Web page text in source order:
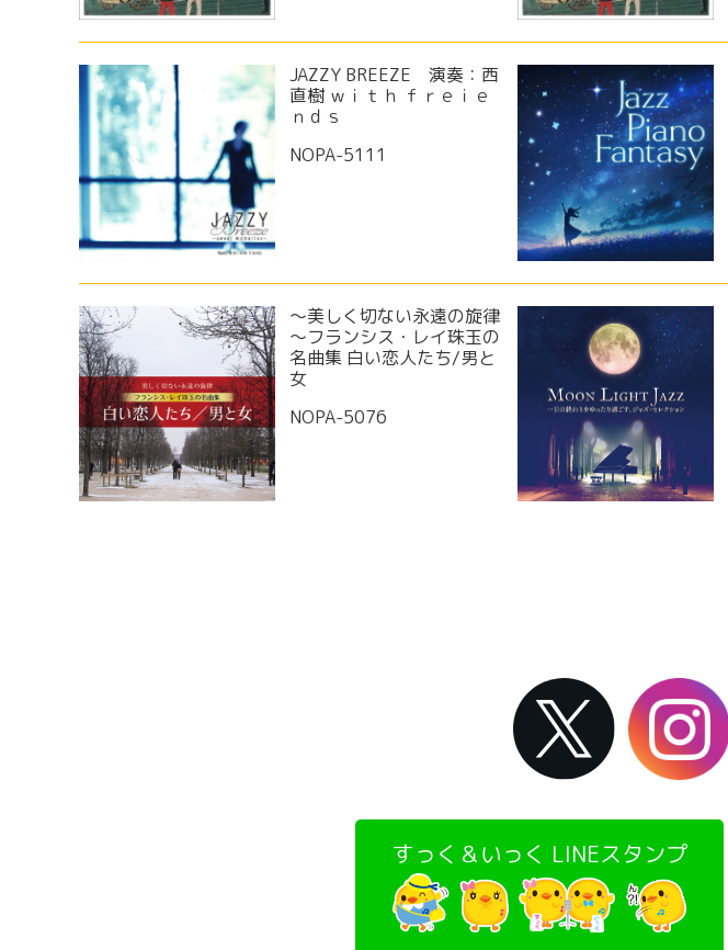
JAZZY BREEZE 演奏：西
直樹 ｗｉｔｈ ｆｒｅｉｅ
ｎｄｓ
NOPA-5111
～美しく切ない永遠の旋律
～フランシス・レイ珠玉の
名曲集 白い恋人たち/男と
女
NOPA-5076
すっく＆いっく LINEスタンプ